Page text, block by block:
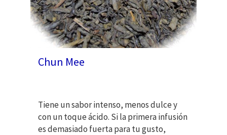
Chun Mee
Tiene un sabor intenso, menos dulce y
con un toque ácido. Si la primera infusión
es demasiado fuerta para tu gusto,